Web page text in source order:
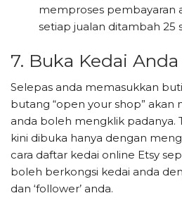
memproses pembayaran
setiap jualan ditambah 25
7. Buka Kedai Anda
Selepas anda memasukkan
butang “open your shop” akan
anda boleh mengklik padanya.
kini dibuka hanya dengan
cara daftar kedai online Etsy
boleh berkongsi kedai anda
dan ‘follower’ anda.